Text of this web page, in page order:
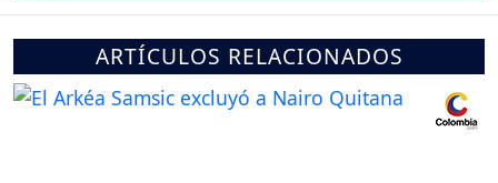
ARTÍCULOS RELACIONADOS